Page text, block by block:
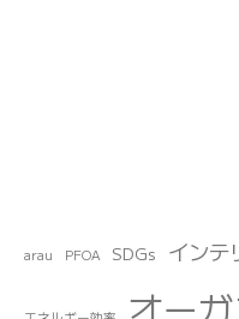
arau PFOA SDGs インテ
オー